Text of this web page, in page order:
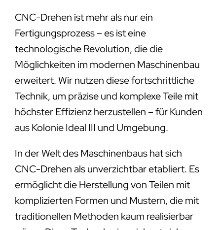
CNC-Drehen ist mehr als nur ein
Fertigungsprozess – es ist eine
technologische Revolution, die die
Möglichkeiten im modernen Maschinenbau
erweitert. Wir nutzen diese fortschrittliche
Technik, um präzise und komplexe Teile mit
höchster Effizienz herzustellen – für Kunden
aus Kolonie Ideal III und Umgebung.
In der Welt des Maschinenbaus hat sich
CNC-Drehen als unverzichtbar etabliert. Es
ermöglicht die Herstellung von Teilen mit
komplizierten Formen und Mustern, die mit
traditionellen Methoden kaum realisierbar